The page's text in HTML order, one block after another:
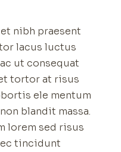
nibh praesent
lacus luctus
ut consequat
tortor at risus
ele mentum
blandit massa.
lorem sed risus
tincidunt